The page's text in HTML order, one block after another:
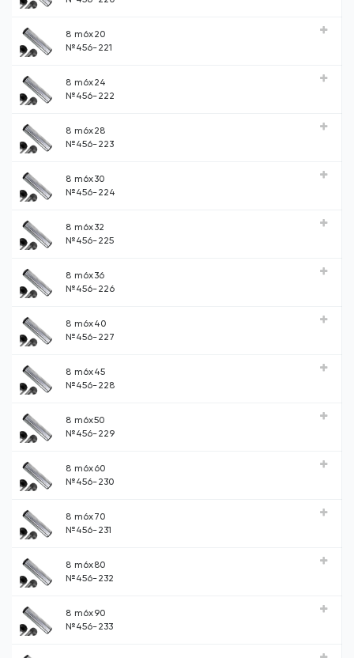
8 m6х20
№456-221
8 m6х24
№456-222
8 m6х28
№456-223
8 m6х30
№456-224
8 m6х32
№456-225
8 m6х36
№456-226
8 m6х40
№456-227
8 m6х45
№456-228
8 m6х50
№456-229
8 m6х60
№456-230
8 m6х70
№456-231
8 m6х80
№456-232
8 m6х90
№456-233